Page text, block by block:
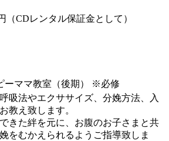
（CDレンタル保証金として）
ーママ教室（後期） ※必修
吸法やエクササイズ、分娩方法、入
教え致します。
きた絆を元に、お腹のお子さまと共
をむかえられるようご指導致しま